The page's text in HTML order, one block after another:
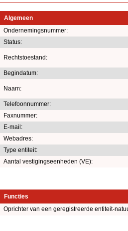
Algemeen
Ondernemingsnummer:
Status:
Rechtstoestand:
Begindatum:
Naam:
Telefoonnummer:
Faxnummer:
E-mail:
Webadres:
Type entiteit:
Aantal vestigingseenheden (VE):
Functies
Oprichter van een geregistreerde entiteit-